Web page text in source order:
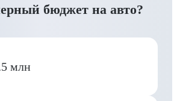
бюджет на авто?
млн